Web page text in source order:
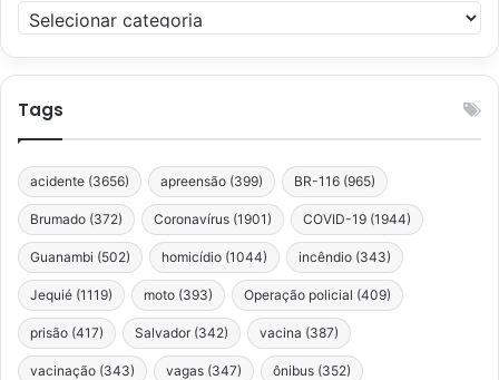
Categorias
Tags
acidente (3656) apreensão (399) BR-116 (965)
Brumado (372) Coronavírus (1901) COVID-19 (1944)
Guanambi (502) homicídio (1044) incêndio (343)
Jequié (1119) moto (393) Operação policial (409)
prisão (417) Salvador (342) vacina (387)
vacinação (343) vagas (347) ônibus (352)